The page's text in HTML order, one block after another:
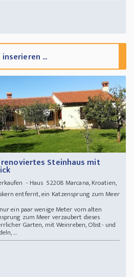
...
Steinhaus mit
- Haus 52208 Marcana, Kroatien,
entfernt, ein Katzensprung zum Meer
ein paar wenige Meter vom alten
zum Meer verzaubert dieses
Garten, mit Weinreben, Obst- und
...